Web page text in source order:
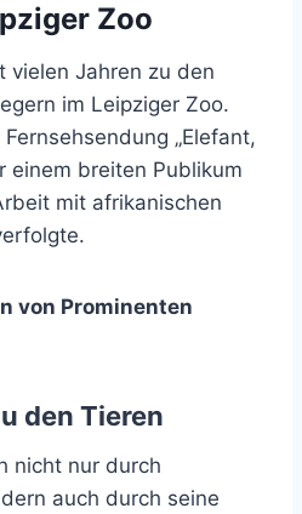
Zoo
vielen Jahren zu den
im Leipziger Zoo.
„Elefant,
einem breiten Publikum
mit afrikanischen
von Prominenten
den Tieren
nicht nur durch
auch durch seine